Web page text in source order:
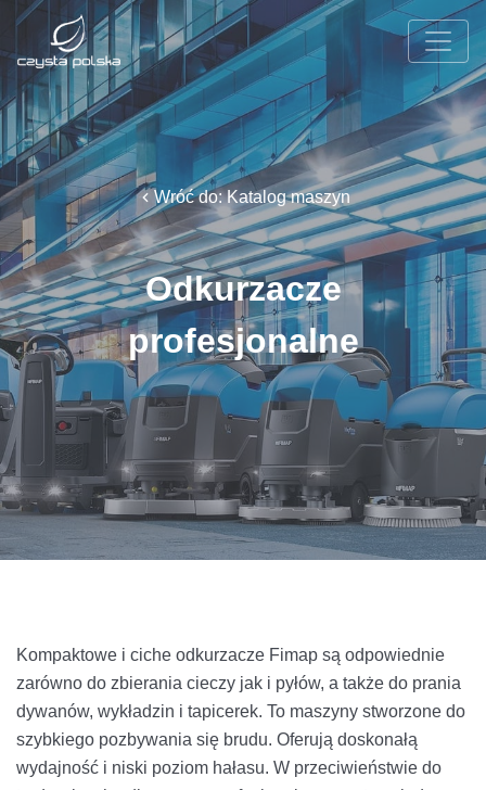
Wróć do: Katalog maszyn
Odkurzacze
profesjonalne
Kompaktowe i ciche odkurzacze Fimap są odpowiednie
zarówno do zbierania cieczy jak i pyłów, a także do prania
dywanów, wykładzin i tapicerek. To maszyny stworzone do
szybkiego pozbywania się brudu. Oferują doskonałą
wydajność i niski poziom hałasu. W przeciwieństwie do